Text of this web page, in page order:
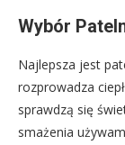
Wybór
Najlepsza jest
rozprowadza
sprawdzą się
smażenia